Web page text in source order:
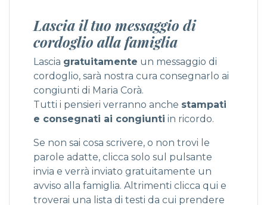
Lascia il tuo messaggio di
cordoglio alla famiglia
Lascia gratuitamente un messaggio di
cordoglio, sarà nostra cura consegnarlo ai
congiunti di Maria Corà.
Tutti i pensieri verranno anche stampati
e consegnati ai congiunti in ricordo.
Se non sai cosa scrivere, o non trovi le
parole adatte, clicca solo sul pulsante
invia e verrà inviato gratuitamente un
avviso alla famiglia. Altrimenti clicca qui e
troverai una lista di testi da cui prendere